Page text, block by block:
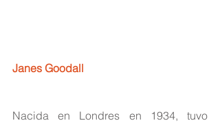
Janes Goodall
Nacida en Londres en 1934, tuvo